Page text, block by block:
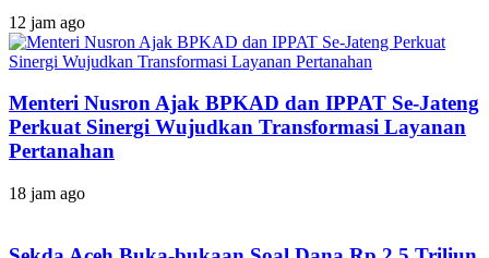
12 jam ago
Menteri Nusron Ajak BPKAD dan IPPAT Se-Jateng
Perkuat Sinergi Wujudkan Transformasi Layanan
Pertanahan
18 jam ago